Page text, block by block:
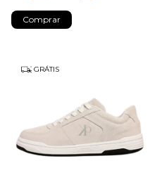
Comprar
GRÁTIS